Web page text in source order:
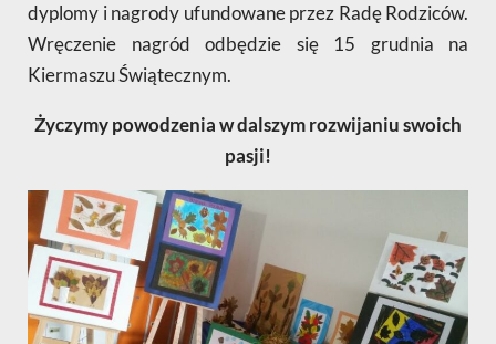
dyplomy i nagrody ufundowane przez Radę Rodziców.
Wręczenie nagród odbędzie się 15 grudnia na
Kiermaszu Świątecznym.
Życzymy powodzenia w dalszym rozwijaniu swoich
pasji!